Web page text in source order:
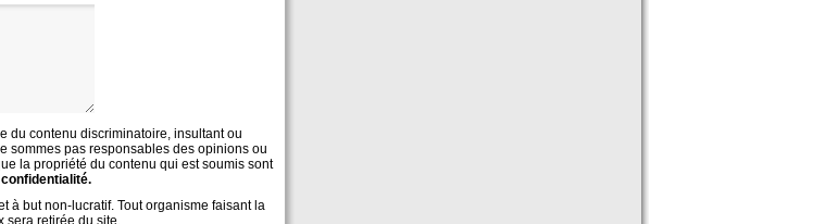
du contenu discriminatoire, insultant ou
sommes pas responsables des opinions ou
la propriété du contenu qui est soumis sont
à but non-lucratif. Tout organisme faisant la
sera retirée du site.